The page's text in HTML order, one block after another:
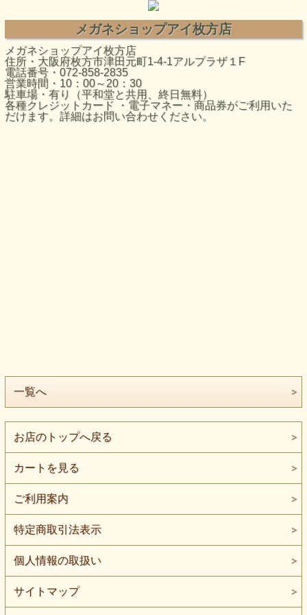
メガネショップアイ枚方店
メガネショップアイ枚方店
住所・大阪府枚方市津田元町1-4-1アルプラザ１F
電話番号・072-858-2835
営業時間・10：00～20：30
駐車場・有り（平和堂と共用、終日無料）
各種クレジットカード ・電子マネー・商品券がご利用いた
だけます。詳細はお問い合わせください。
一覧へ
お店のトップへ戻る
カートを見る
ご利用案内
特定商取引法表示
個人情報の取扱い
サイトマップ